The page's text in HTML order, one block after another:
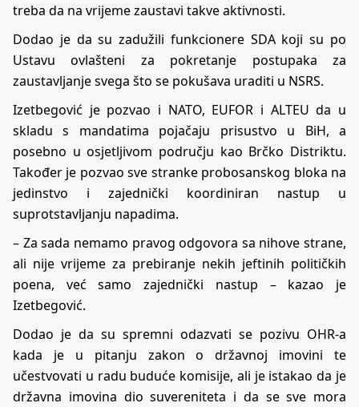
treba da na vrijeme zaustavi takve aktivnosti.
Dodao je da su zadužili funkcionere SDA koji su po
Ustavu ovlašteni za pokretanje postupaka za
zaustavljanje svega što se pokušava uraditi u NSRS.
Izetbegović je pozvao i NATO, EUFOR i ALTEU da u
skladu s mandatima pojačaju prisustvo u BiH, a
posebno u osjetljivom području kao Brčko Distriktu.
Također je pozvao sve stranke probosanskog bloka na
jedinstvo i zajednički koordiniran nastup u
suprotstavljanju napadima.
– Za sada nemamo pravog odgovora sa nihove strane,
ali nije vrijeme za prebiranje nekih jeftinih političkih
poena, već samo zajednički nastup – kazao je
Izetbegović.
Dodao je da su spremni odazvati se pozivu OHR-a
kada je u pitanju zakon o državnoj imovini te
učestvovati u radu buduće komisije, ali je istakao da je
državna imovina dio suvereniteta i da se sve mora